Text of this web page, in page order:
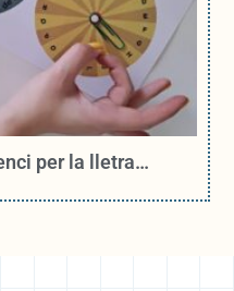
per la lletra…